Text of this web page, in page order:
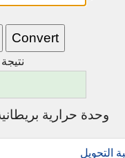
نتيجة BTU / hr:
وحدة حرارية